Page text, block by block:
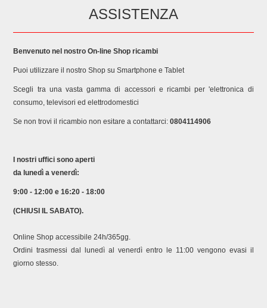
ASSISTENZA
Benvenuto nel nostro On-line Shop ricambi
Puoi utilizzare il nostro Shop su Smartphone e Tablet
Scegli tra una vasta gamma di accessori e ricambi per 'elettronica di
consumo, televisori ed elettrodomestici
Se non trovi il ricambio non esitare a contattarci:0804114906
I nostri uffici sono aperti
da lunedì a venerdì:
9:00 - 12:00 e 16:20 - 18:00
(CHIUSI IL SABATO).
Online Shop accessibile 24h/365gg.
Ordini trasmessi dal lunedì al venerdì entro le 11:00 vengono evasi il
giorno stesso.